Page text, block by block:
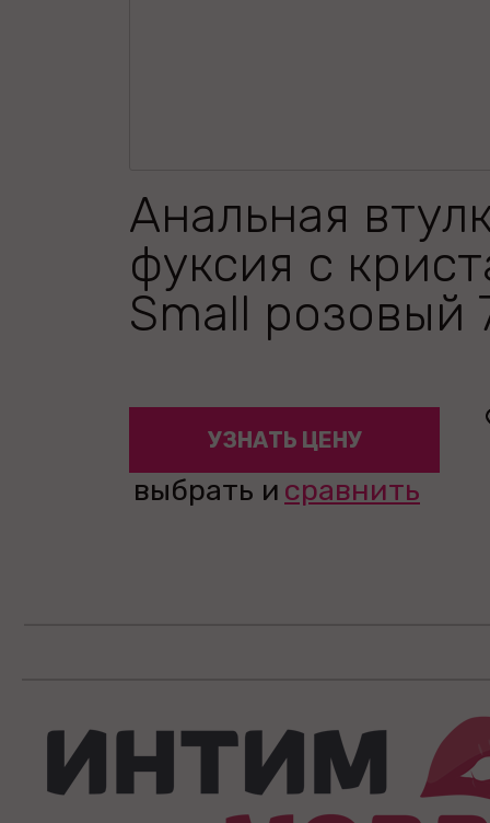
Анальная
фуксия с
Small розовый
УЗНАТЬ ЦЕНУ
выбрать и сравнить